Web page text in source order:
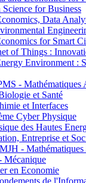
for Business
Data
for Smart
of Things :
Environment :
- Mathématiques
et Santé
et Interfaces
Cyber Physique
des Hautes
Entreprise et
- Mathématiques
en Economie
de